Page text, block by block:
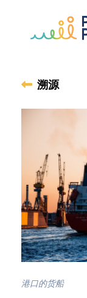
溯源
港口的货船